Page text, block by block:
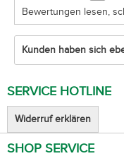
Bewertungen lesen,
Kunden haben sich
SERVICE HOTLINE
Widerruf erklären
SHOP SERVICE